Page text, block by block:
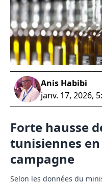
Anis Habibi
janv. 17, 2026,
Forte hausse
tunisiennes
campagne
Selon les données du